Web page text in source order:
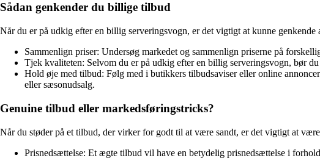
Sådan genkender du billige tilbud
Når du er på udkig efter en billig serveringsvogn, er det vigtigt at kunne
Sammenlign priser: Undersøg markedet og sammenlign priserne på
Tjek kvaliteten: Selvom du er på udkig efter en billig serveringsvogn, bør
Hold øje med tilbud: Følg med i butikkers tilbudsaviser eller online
eller sæsonudsalg.
Genuine tilbud eller markedsføringstricks?
Når du støder på et tilbud, der virker for godt til at være sandt, er det vigtigt at
Prisnedsættelse: Et ægte tilbud vil have en betydelig prisnedsættelse i